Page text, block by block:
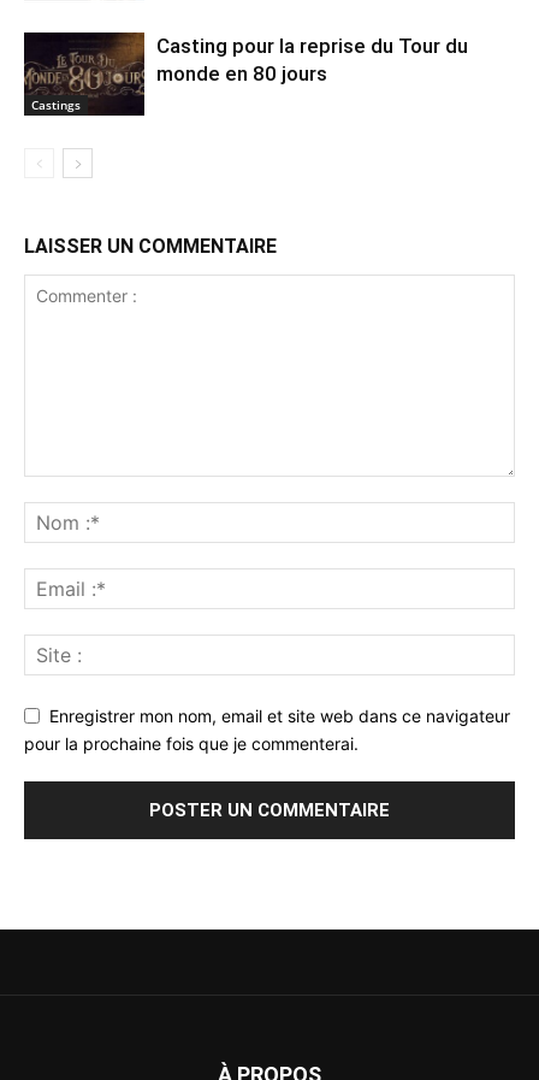
Castings
Casting pour la reprise du Tour du
monde en 80 jours
LAISSER UN COMMENTAIRE
Enregistrer mon nom, email et site web dans ce navigateur
pour la prochaine fois que je commenterai.
À PROPOS